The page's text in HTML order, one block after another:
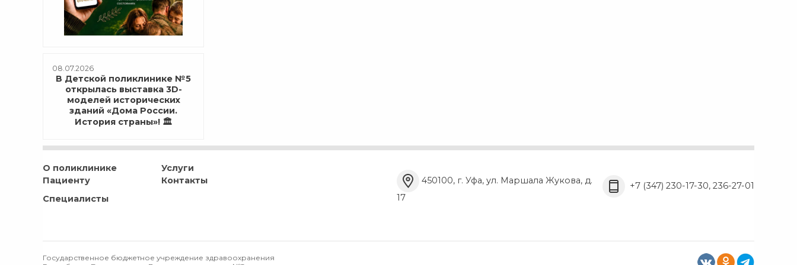
08.07.2026
В Детской поликлинике №5
открылась выставка 3D-
моделей исторических
зданий «Дома России.
История страны»! 🏛️
О поликлинике
Пациенту
Услуги
Контакты
Специалисты
450100, г. Уфа, ул. Маршала Жукова, д.
17
+7 (347) 230-17-30, 236-27-01
Государственное бюджетное учреждение здравоохранения